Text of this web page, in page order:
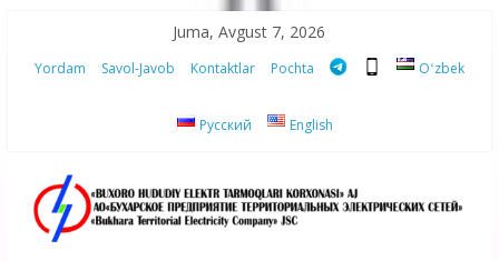
content
Juma, Avgust 7, 2026
Yordam Savol-Javob Kontaktlar Pochta Oʻzbek
Русский English